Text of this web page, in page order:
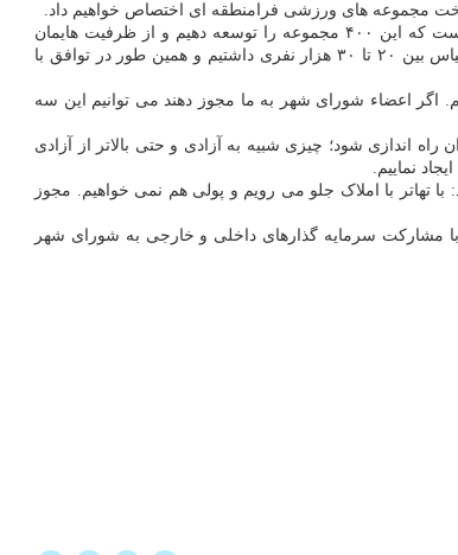
مجموعه های ورزشی فرامنطقه ای اختصاص خواهیم داد.
علیرضا زاکانی شهردار تهران در توضیح اختصاص بودجه برای ساخت مجموعه های ورزشی اظهار نمود: بیشتر از ۴۰۰ مجموعه در سطح شهر داریم؛ نگاهمان اینست که این ۴۰۰ مجموعه را توسعه دهیم و از ظرفیت هایمان
بشکلی استفاده نماییم که کاربری آنها چند گانه باشد. هرچقدر بتوانیم این ۴۰۰ مجموعه را توسعه دهیم به سود ماست. ما تعهد ناظر به توسعه ورزشگاه میان مقیاس بین ۲۰ تا ۳۰ هزار نفری داشتیم و همین طور در توافق با
با این وجود ۱۵۰ هکتار در منطقه ۱۵ از مجموعه مستضعفان تهاتر کرده ایم. اگر اعضاء شورای شهر به ما مجوز دهند می توانیم این سه
اندازی شود؛ چیزی شبیه به آزادی و حتی بالاتر از آزادی
نماییم.
با املاک جلو می رویم و پولی هم نمی خواهیم. مجوز
با مشارکت سرمایه گذارهای داخلی و خارجی به شورای شهر